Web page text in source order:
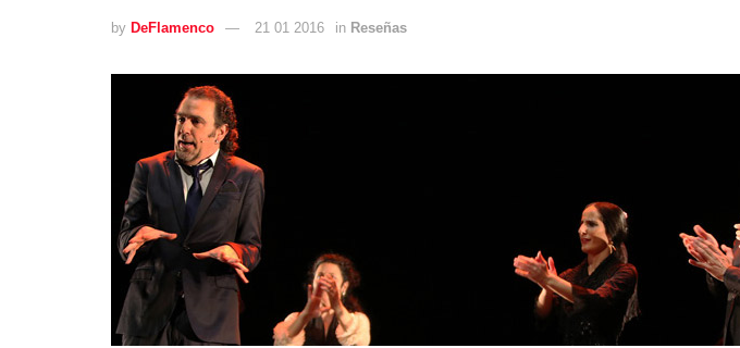
by DeFlamenco 21 01 2016 in Reseñas